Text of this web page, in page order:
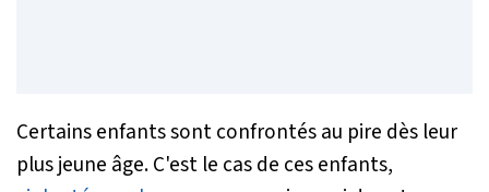
Certains enfants sont confrontés au pire dès leur
plus jeune âge. C'est le cas de ces enfants,